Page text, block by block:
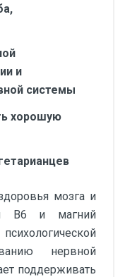
и
системы
хорошую
мозга и
B6 и магний
нервной
поддерживать